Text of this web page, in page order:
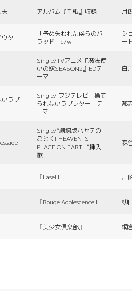
夫 アルバム『手紙』収録 月
タ
「予め失われた僕らのバ
ラッド」c/w
シ
ー
Single/TVアニメ『魔法使
いの嫁SEASON2』EDテ
ーマ
白
いラブ
Single/ フジテレビ「捨て
られないラブレター」テ
—マ
都
Single/“劇場版ハヤテの
ごとく! HEAVEN IS
PLACE ON EARTH”挿入
歌
森
『Lasei』 川
『Rouge Adolescence』 柳
『美少女倶楽部』 網